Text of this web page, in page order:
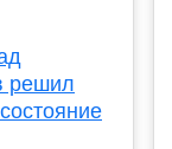
решил